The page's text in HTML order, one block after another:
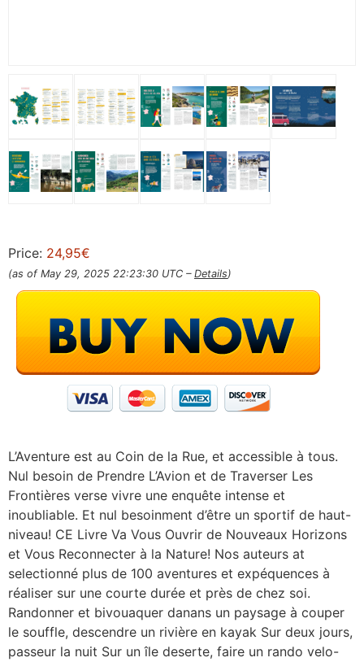
Price: 24,95€
(as of May 29, 2025 22:23:30 UTC – Details)
L’Aventure est au Coin de la Rue, et accessible à tous.
Nul besoin de Prendre L’Avion et de Traverser Les
Frontières verse vivre une enquête intense et
inoubliable. Et nul besoinment d’être un sportif de haut-
niveau! CE Livre Va Vous Ouvrir de Nouveaux Horizons
et Vous Reconnecter à la Nature! Nos auteurs at
selectionné plus de 100 aventures et expéquences à
réaliser sur une courte durée et près de chez soi.
Randonner et bivouaquer danans un paysage à couper
le souffle, descendre un rivière en kayak Sur deux jours,
passeur la nuit Sur un île deserte, faire un rando velo-